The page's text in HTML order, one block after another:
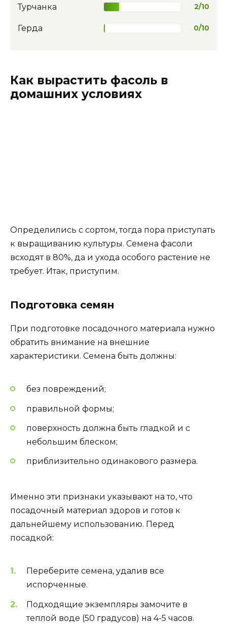
Турчанка 2/10
Герда 0/10
Как вырастить фасоль в
домашних условиях
Определились с сортом, тогда пора приступать
к выращиванию культуры. Семена фасоли
всходят в 80%, да и ухода особого растение не
требует. Итак, приступим.
Подготовка семян
При подготовке посадочного материала нужно
обратить внимание на внешние
характеристики. Семена быть должны:
без повреждений;
правильной формы;
поверхность должна быть гладкой и с
небольшим блеском;
приблизительно одинакового размера.
Именно эти признаки указывают на то, что
посадочный материал здоров и готов к
дальнейшему использованию. Перед
посадкой:
Переберите семена, удалив все
испорченные.
Подходящие экземпляры замочите в
теплой воде (50 градусов) на 4-5 часов.